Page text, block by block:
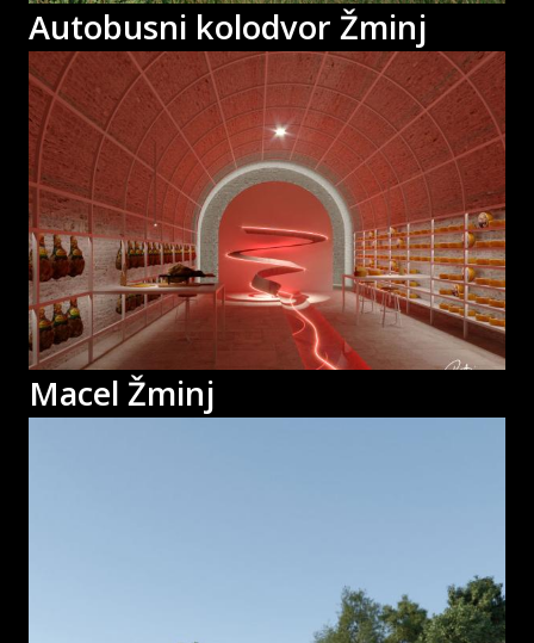
Autobusni kolodvor Žminj
Macel Žminj